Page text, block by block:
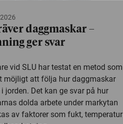
daggmaskar –
ger svar
vid SLU har testat en metod som
möjligt att följa hur daggmaskar
jorden. Det kan ge svar på hur
dolda arbete under markytan
av faktorer som fukt, temperatur